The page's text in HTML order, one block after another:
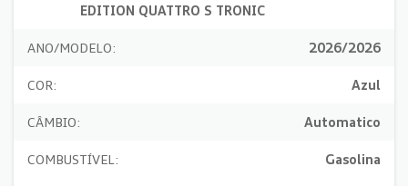
EDITION QUATTRO S TRONIC
ANO/MODELO: 2026/2026
COR: Azul
CÂMBIO: Automatico
COMBUSTÍVEL: Gasolina